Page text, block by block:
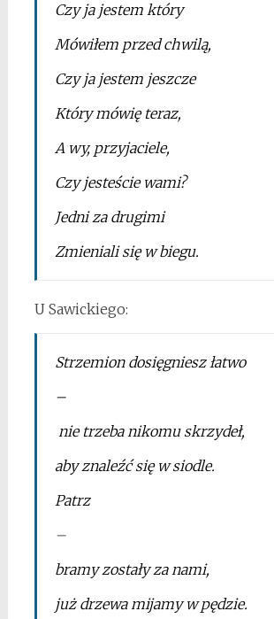
Czy ja jestem który
Mówiłem przed chwilą,
Czy ja jestem jeszcze
Który mówię teraz,
A wy, przyjaciele,
Czy jesteście wami?
Jedni za drugimi
Zmieniali się w biegu.
U Sawickiego:
Strzemion dosięgniesz łatwo
–
nie trzeba nikomu skrzydeł,
aby znaleźć się w siodle.
Patrz
–
bramy zostały za nami,
już drzewa mijamy w pędzie.